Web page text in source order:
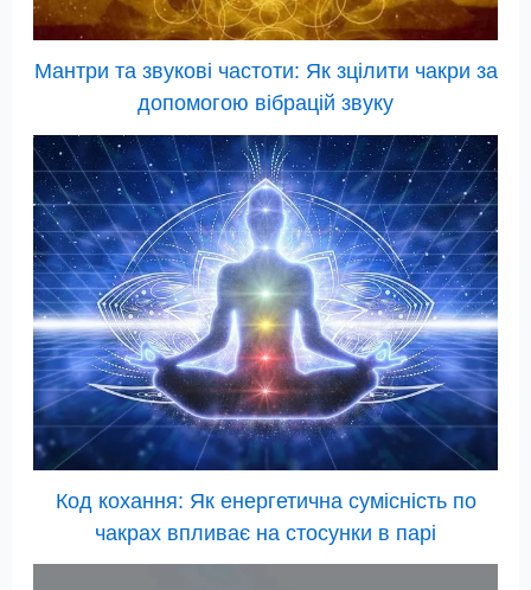
Мантри та звукові частоти: Як зцілити чакри за
допомогою вібрацій звуку
Код кохання: Як енергетична сумісність по
чакрах впливає на стосунки в парі